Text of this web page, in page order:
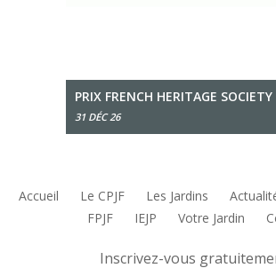
PRIX FRENCH HERITAGE
31 DÉC 26
Accueil Le CPJF Les Jardins
FPJF
IEJP Votre Jardin
Inscrivez-vous